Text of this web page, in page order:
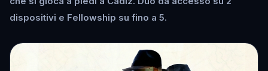
dispositivi e Fellowship su fino a 5.